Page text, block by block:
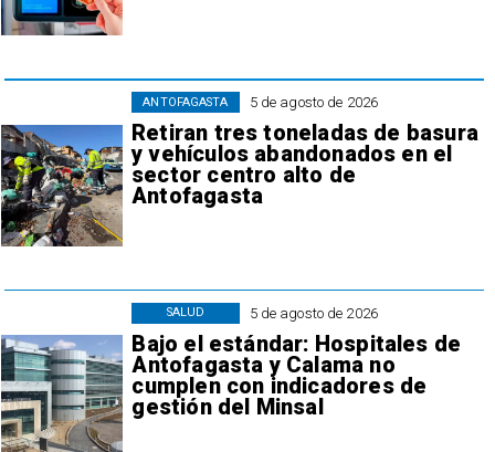
5 de agosto de 2026
Retiran tres toneladas de basura
y vehículos abandonados en el
sector centro alto de
Antofagasta
ANTOFAGASTA
5 de agosto de 2026
Bajo el estándar: Hospitales de
Antofagasta y Calama no
cumplen con indicadores de
gestión del Minsal
SALUD